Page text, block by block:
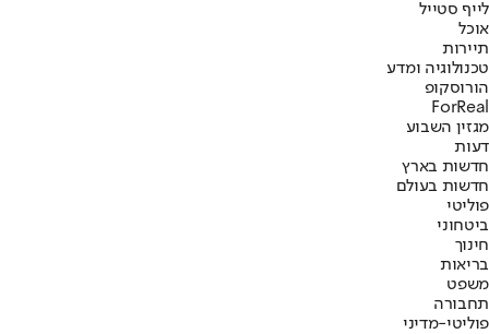
לייף סטייל
אוכל
תיירות
טכנולוגיה ומדע
הורוסקופ
ForReal
מגזין השבוע
דעות
חדשות בארץ
חדשות בעולם
פוליטי
ביטחוני
חינוך
בריאות
משפט
תחבורה
פוליטי-מדיני